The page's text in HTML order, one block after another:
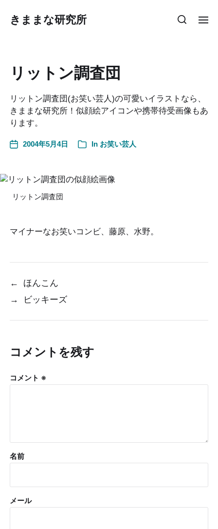
きままな研究所
リットン調査団
リットン調査団(お笑い芸人)の可愛いイラストなら、
きままな研究所！似顔絵アイコンや携帯待受画像もあ
ります。
2004年5月4日 In お笑い芸人
リットン調査団
マイナーなお笑いコンビ、藤原、水野。
←
ほんこん
→
ビッキーズ
コメントを残す
コメント ※
名前
メール